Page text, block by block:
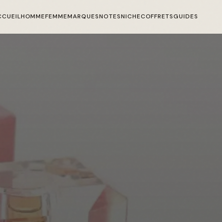
HOMMEFEMMEMARQUESNOTESNICHECOFFRETSGUIDES